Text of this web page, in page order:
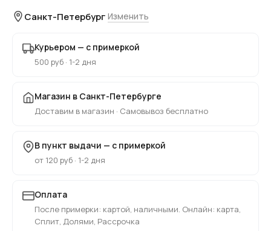
Санкт-Петербург Изменить
Курьером — с примеркой
500 руб · 1-2 дня
Магазин в Санкт-Петербурге
Доставим в магазин · Самовывоз бесплатно
В пункт выдачи — с примеркой
от 120 руб · 1-2 дня
Оплата
После примерки: картой, наличными. Онлайн: карта,
Сплит, Долями, Рассрочка